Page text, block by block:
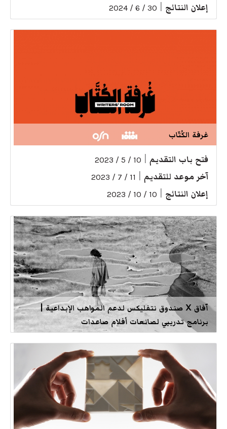
إعلان النتائج 30 / 6 / 2024
غرفة الكُتّاب
فتح باب التقديم 10 / 5 / 2023
آخر موعد للتقديم 11 / 7 / 2023
إعلان النتائج 10 / 10 / 2023
آفاق X صندوق نتفليكس لدعم المواهب الإبداعية |
برنامج تدريبي لصانعات أفلام صاعدات